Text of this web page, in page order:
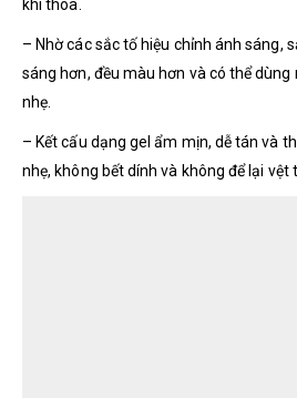
khi thoa.
– Nhờ các sắc tố hiệu chỉnh ánh sáng,
sáng hơn, đều màu hơn và có thể
nhẹ.
– Kết cấu dạng gel ẩm mịn, dễ tán và
nhẹ, không bết dính và không để lại vệt